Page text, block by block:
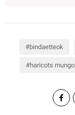
bindaetteok
haricots mungo